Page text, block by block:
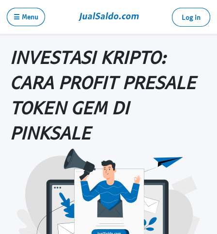
☰ Menu Log in
INVESTASI KRIPTO:
CARA PROFIT PRESALE
TOKEN GEM DI
PINKSALE